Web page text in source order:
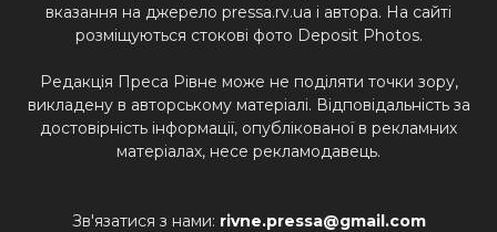
вказання на джерело pressa.rv.ua і автора. На сайті
розміщуються стокові фото Deposit Photos.
Редакція Преса Рівне може не поділяти точки зору,
викладену в авторському матеріалі. Відповідальність за
достовірність інформації, опублікованої в рекламних
матеріалах, несе рекламодавець.
Зв'язатися з нами: rivne.pressa@gmail.com